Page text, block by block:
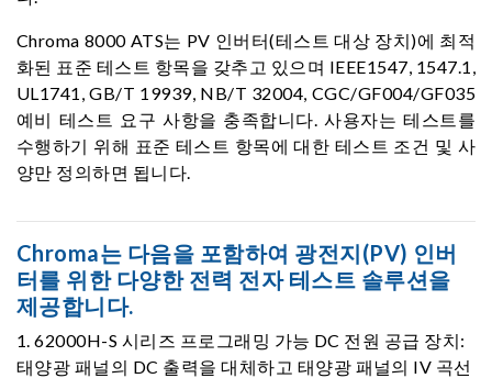
Chroma 8000 ATS는 PV 인버터(테스트 대상 장치)에 최적
화된 표준 테스트 항목을 갖추고 있으며 IEEE1547, 1547.1,
UL1741, GB/T 19939, NB/T 32004, CGC/GF004/GF035
예비 테스트 요구 사항을 충족합니다. 사용자는 테스트를
수행하기 위해 표준 테스트 항목에 대한 테스트 조건 및 사
양만 정의하면 됩니다.
Chroma는 다음을 포함하여 광전지(PV) 인버
터를 위한 다양한 전력 전자 테스트 솔루션을
제공합니다.
1. 62000H-S 시리즈 프로그래밍 가능 DC 전원 공급 장치:
태양광 패널의 DC 출력을 대체하고 태양광 패널의 IV 곡선